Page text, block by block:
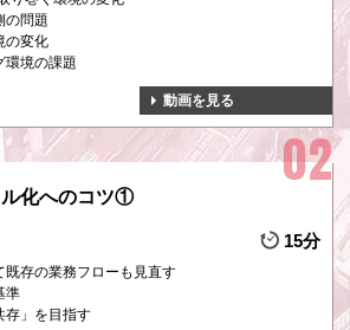
の問題
の変化
環境の課題
動画を見る
ル化へのコツ①
15分
既存の業務フローも見直す
準
存」を目指す